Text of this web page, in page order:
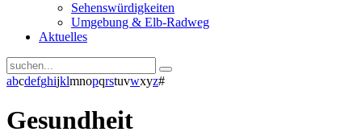
Sehenswürdigkeiten
Umgebung & Elb-Radweg
Aktuelles
abcdefghijklmnopqrstuvwxyz#
Gesundheit